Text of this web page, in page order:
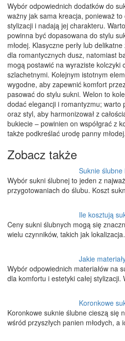
Wybór odpowiednich dodatków do
ważny jak sama kreacja, ponieważ to
stylizacji i nadają jej charakteru.
powinna być dopasowana do stylu
młodej. Klasyczne perły lub
dla romantycznych dusz, natomiast
mogą postawić na wyraziste kolczyki
szlachetnymi. Kolejnym istotnym
wygodne, aby zapewnić komfort
pasować do stylu sukni. Welon to
dodać elegancji i romantyzmu; warto
oraz styl, aby harmonizował z
bukiecie – powinien on współgrać z
także podkreślać urodę panny młodej.
Zobacz także
Suknie ślubne
Wybór sukni ślubnej to jeden z
przygotowaniach do ślubu. Koszt
Ile kosztują
Ceny sukni ślubnych mogą się
wielu czynników, takich jak
Jakie
Wybór odpowiednich materiałów na
dla komfortu i estetyki całej
Koronkowe
Koronkowe suknie ślubne cieszą się
wśród przyszłych panien młodych,